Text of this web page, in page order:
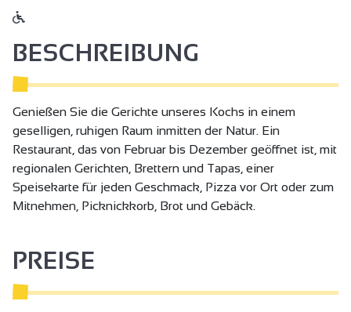
BESCHREIBUNG
Genießen Sie die Gerichte unseres Kochs in einem
geselligen, ruhigen Raum inmitten der Natur. Ein
Restaurant, das von Februar bis Dezember geöffnet ist, mit
regionalen Gerichten, Brettern und Tapas, einer
Speisekarte für jeden Geschmack, Pizza vor Ort oder zum
Mitnehmen, Picknickkorb, Brot und Gebäck.
PREISE